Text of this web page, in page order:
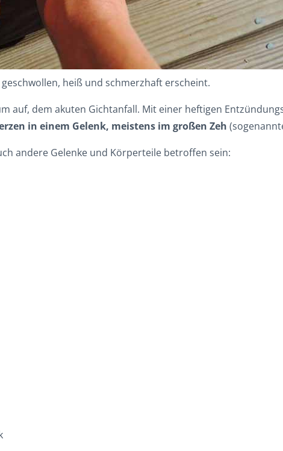
heiß und schmerzhaft erscheint.
auf, dem akuten Gichtanfall. Mit einer heftigen
in einem Gelenk, meistens im großen Zeh
andere Gelenke und Körperteile betroffen sein: